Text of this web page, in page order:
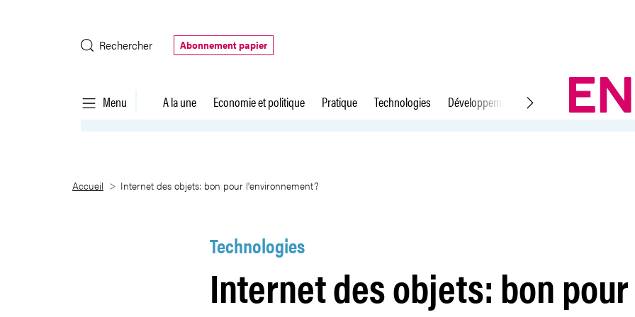
Rechercher
Abonnement papier
Menu A la une Economie et politique Pratique Technologies Développement durable Droit du travail
Internet des objets: bon pour l&#39;environnement?
Accueil Internet des objets: bon pour l'environnement?
Technologies
Internet des objets: bon pour